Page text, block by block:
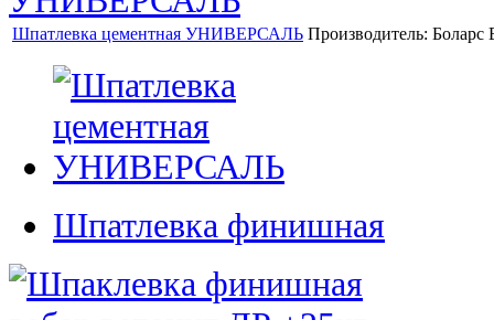
Шпатлевка цементная УНИВЕРСАЛЬ Производитель: Боларс
Шпатлевка финишная